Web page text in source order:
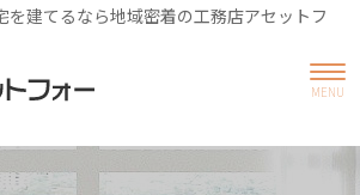
を建てるなら地域密着の工務店アセットフ